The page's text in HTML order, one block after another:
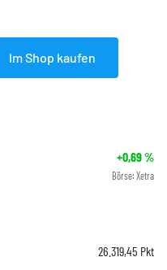
Im Shop kaufen
+0,69%
Börse: Xetra
26.319,45 Pkt